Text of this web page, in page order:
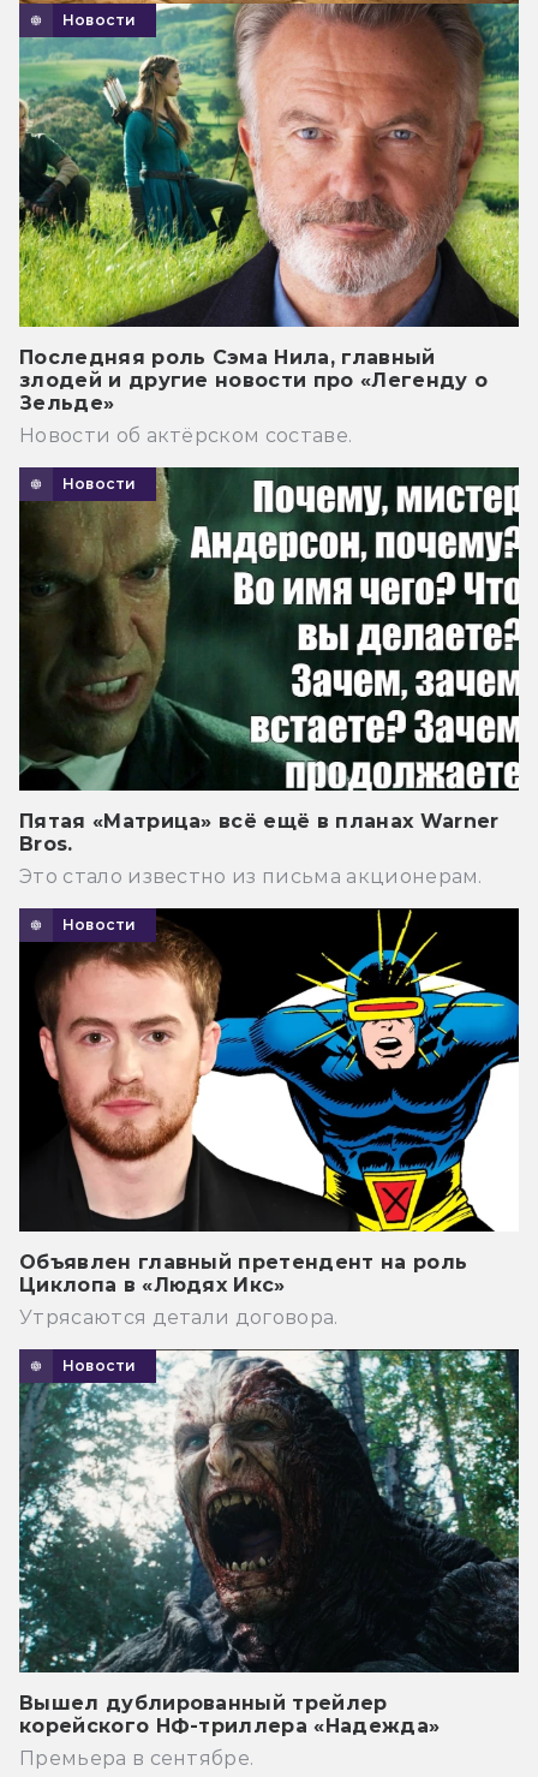
Новости
Последняя роль Сэма Нила, главный
злодей и другие новости про «Легенду о
Зельде»
Новости об актёрском составе.
Новости
Пятая «Матрица» всё ещё в планах Warner
Bros.
Это стало известно из письма акционерам.
Новости
Объявлен главный претендент на роль
Циклопа в «Людях Икс»
Утрясаются детали договора.
Новости
Вышел дублированный трейлер
корейского НФ-триллера «Надежда»
Премьера в сентябре.